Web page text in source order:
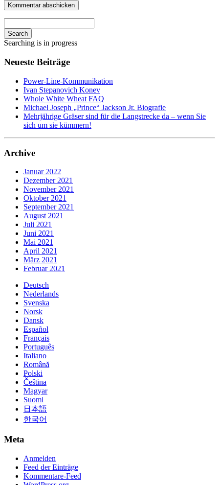
Search
Searching is in progress
Neueste Beiträge
Power-Line-Kommunikation
Ivan Stepanovich Konev
Whole White Wheat FAQ
Michael Joseph „Prince“ Jackson Jr. Biografie
Mehrjährige Gräser sind für die Langstrecke da – wenn Sie
sich um sie kümmern!
Archive
Januar 2022
Dezember 2021
November 2021
Oktober 2021
September 2021
August 2021
Juli 2021
Juni 2021
Mai 2021
April 2021
März 2021
Februar 2021
Deutsch
Nederlands
Svenska
Norsk
Dansk
Español
Français
Português
Italiano
Română
Polski
Čeština
Magyar
Suomi
日本語
한국어
Meta
Anmelden
Feed der Einträge
Kommentare-Feed